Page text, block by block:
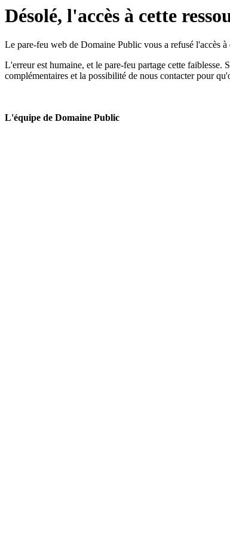
Désolé, l'accès à cette
Le pare-feu web de Domaine Public vous a refusé l'accès à
L'erreur est humaine, et le pare-feu partage cette
complémentaires et la possibilité de nous contacter pour
L'équipe de Domaine Public